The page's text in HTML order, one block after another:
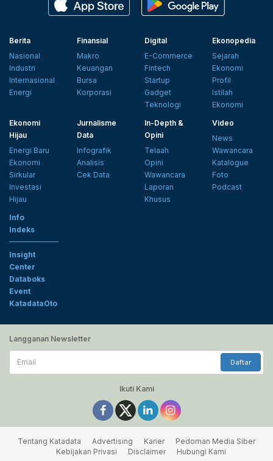
Berita
Nasional
Industri
Internasional
Energi
Finansial
Makro
Keuangan
Bursa
Korporasi
Digital
E-Commerce
Fintech
Startup
Gadget
Teknologi
Ekonopedia
Sejarah
Ekonomi
Profil
Istilah
Ekonomi
Ekonomi
Hijau
Energi Baru
Ekonomi
Sirkular
Investasi
Hijau
Jurnalisme
Data
Infografik
Analisis
Cek Data
In-Depth &
Opini
Telaah
Opini
Wawancara
Laporan
Khusus
Video
News
Wawancara
Katalogue
Foto
Podcast
Info
Indeks
Insight
Center
Databoks
Event
KatadataOto
Langganan Newsletter
Email
Daftar
Ikuti Kami
Tentang Katadata Advertising Karier
Pedoman Media Siber
Kebijakan Privasi
Disclaimer Hubungi Kami